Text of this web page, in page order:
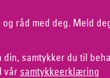
råd med deg. Meld
samtykker du til
vår samtykkeerklæring